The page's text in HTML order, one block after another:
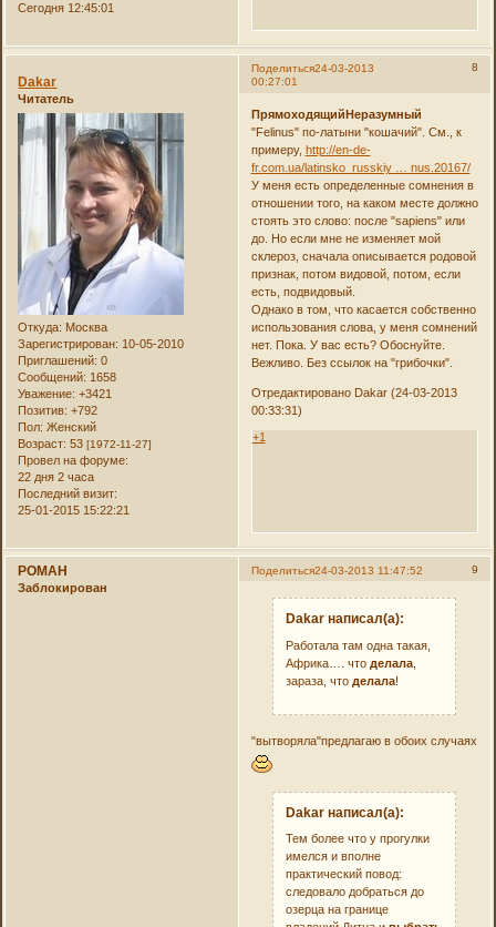
Сегодня 12:45:01
Поделиться 8
24-03-2013
00:27:01
Dakar
Читатель
Откуда: Москва
Зарегистрирован: 10-05-2010
Приглашений: 0
Сообщений: 1658
Уважение: +3421
Позитив: +792
Пол: Женский
Возраст: 53[1972-11-27]
Провел на форуме:
22 дня 2 часа
Последний визит:
25-01-2015 15:22:21
ПрямоходящийНеразумный
"Felinus" по-латыни "кошачий". См., к
примеру, http://en-de-
fr.com.ua/latinsko_russkiy … nus.20167/
У меня есть определенные сомнения в
отношении того, на каком месте должно
стоять это слово: после "sapiens" или
до. Но если мне не изменяет мой
склероз, сначала описывается родовой
признак, потом видовой, потом, если
есть, подвидовый.
Однако в том, что касается собственно
использования слова, у меня сомнений
нет. Пока. У вас есть? Обоснуйте.
Вежливо. Без ссылок на "грибочки".
Отредактировано Dakar (24-03-2013
00:33:31)
+1
Поделиться 9
24-03-2013 11:47:52
РОMAH
Заблокирован
Dakar написал(а):
Работала там одна такая,
Африка…. что делала
зараза, что делала!
"вытворяла"предлагаю в обоих случаях
Dakar написал(а):
Тем более что у прогулки
имелся и вполне
практический повод:
следовало добраться до
озерца на границе